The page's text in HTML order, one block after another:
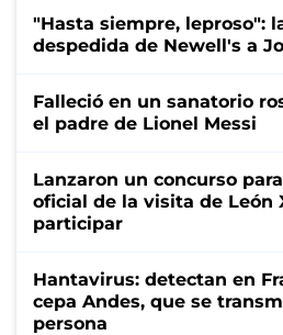
"Hasta siempre, leproso":
despedida de Newell's a
Falleció en un sanatorio
el padre de Lionel Messi
Lanzaron un concurso
oficial de la visita de León
participar
Hantavirus: detectan en
cepa Andes, que se
persona